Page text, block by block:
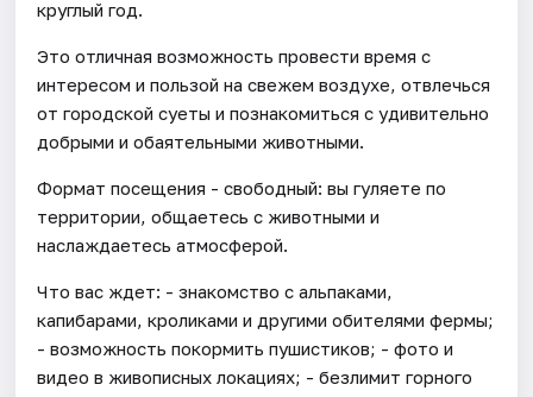
круглый год.
Это отличная возможность провести время с
интересом и пользой на свежем воздухе, отвлечься
от городской суеты и познакомиться с удивительно
добрыми и обаятельными животными.
Формат посещения - свободный: вы гуляете по
территории, общаетесь с животными и
наслаждаетесь атмосферой.
Что вас ждет: - знакомство с альпаками,
капибарами, кроликами и другими обителями фермы;
- возможность покормить пушистиков; - фото и
видео в живописных локациях; - безлимит горного